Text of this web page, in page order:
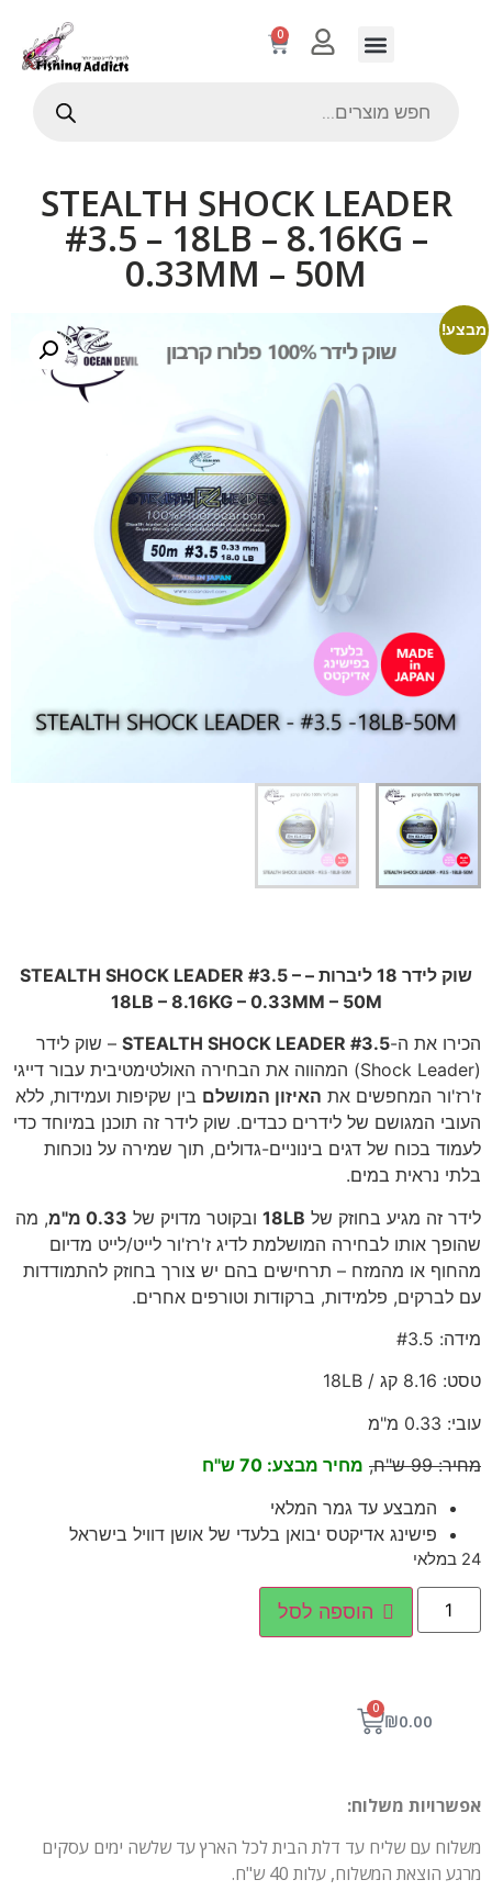
0
STEALTH SHOCK LEADER
#3.5 – 18LB – 8.16KG –
0.33MM – 50M
שוק לידר 18 ליברות – STEALTH SHOCK LEADER #3.5 –
18LB – 8.16KG – 0.33MM – 50M
הכירו את ה-STEALTH SHOCK LEADER #3.5 – שוק לידר
(Shock Leader) המהווה את הבחירה האולטימטיבית עבור דייגי
ז'רז'ור המחפשים את האיזון המושלם בין שקיפות ועמידות, ללא
העובי המגושם של לידרים כבדים. שוק לידר זה תוכנן במיוחד כדי
לעמוד בכוח של דגים בינוניים-גדולים, תוך שמירה על נוכחות
בלתי נראית במים.
לידר זה מגיע בחוזק של 18LB ובקוטר מדויק של 0.33 מ"מ
, מה
שהופך אותו לבחירה המושלמת לדיג ז'רז'ור לייט/לייט מדיום
מהחוף או מהמזח – תרחישים בהם יש צורך בחוזק להתמודדות
עם לברקים, פלמידות, ברקודות וטורפים אחרים.
מידה: #3.5
טסט: 8.16 קג / 18LB
עובי: 0.33 מ"מ
מחיר: 99 ש"ח,
מחיר מבצע: 70 ש"ח
המבצע עד גמר המלאי
פישינג אדיקטס יבואן בלעדי של אושן דוויל בישראל
24 במלאי
הוספה לסל
₪0.00
0
מבצע!
אפשרויות משלוח:
משלוח עם שליח עד דלת הבית לכל הארץ עד שלשה ימים עסקים
מרגע הוצאת המשלוח, עלות 40 ש"ח.